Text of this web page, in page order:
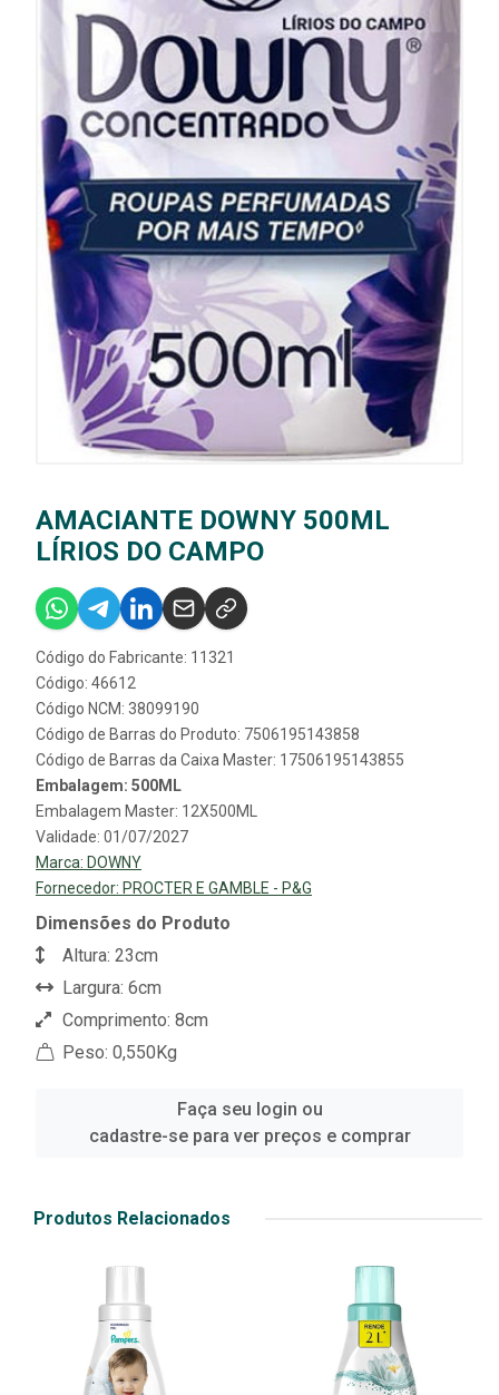
AMACIANTE DOWNY 500ML
LÍRIOS DO CAMPO
Código do Fabricante: 11321
Código: 46612
Código NCM: 38099190
Código de Barras do Produto: 7506195143858
Código de Barras da Caixa Master: 17506195143855
Embalagem: 500ML
Embalagem Master: 12X500ML
Validade: 01/07/2027
Marca: DOWNY
Fornecedor: PROCTER E GAMBLE - P&G
Dimensões do Produto
Altura: 23cm
Largura: 6cm
Comprimento: 8cm
Peso: 0,550Kg
Faça seu login ou
cadastre-se para ver preços e comprar
Produtos Relacionados